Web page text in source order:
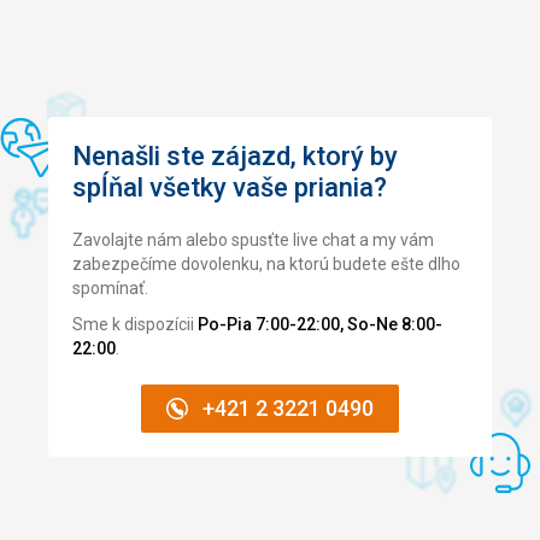
Nenašli ste zájazd, ktorý by
spĺňal všetky vaše priania?
Zavolajte nám alebo spusťte live chat a my vám
zabezpečíme dovolenku, na ktorú budete ešte dlho
spomínať.
Sme k dispozícii Po-Pia 7:00-22:00, So-Ne 8:00-
22:00
+421 2 3221 0490